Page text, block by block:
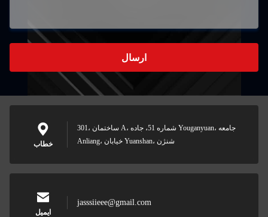
ارسال
خطاب
301، ساختمان A، شماره 51، جاده Youganyuan، جامعه
Anliang، خیابان Yuanshan، شنژن
ایمیل
jasssiieee@gmail.com